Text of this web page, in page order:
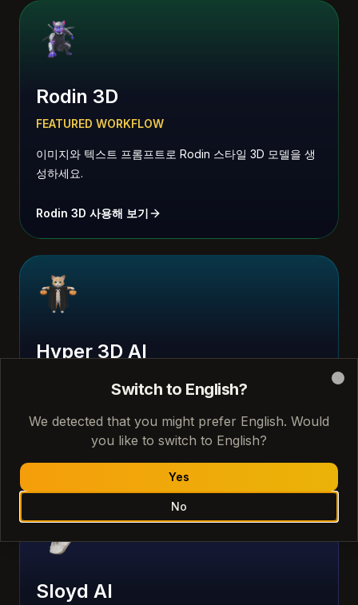
Rodin 3D
FEATURED WORKFLOW
이미지와 텍스트 프롬프트로 Rodin 스타일 3D 모델을 생
성하세요.
Rodin 3D 사용해 보기
Hyper 3D AI
Hyper 3D AI 사용해 보기
Sloyd AI
Switch to English?
We detected that you might prefer English. Would
you like to switch to English?
No
Yes